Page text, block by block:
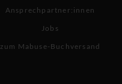
Ansprechpartner:innen
Jobs
zum Mabuse-Buchversand